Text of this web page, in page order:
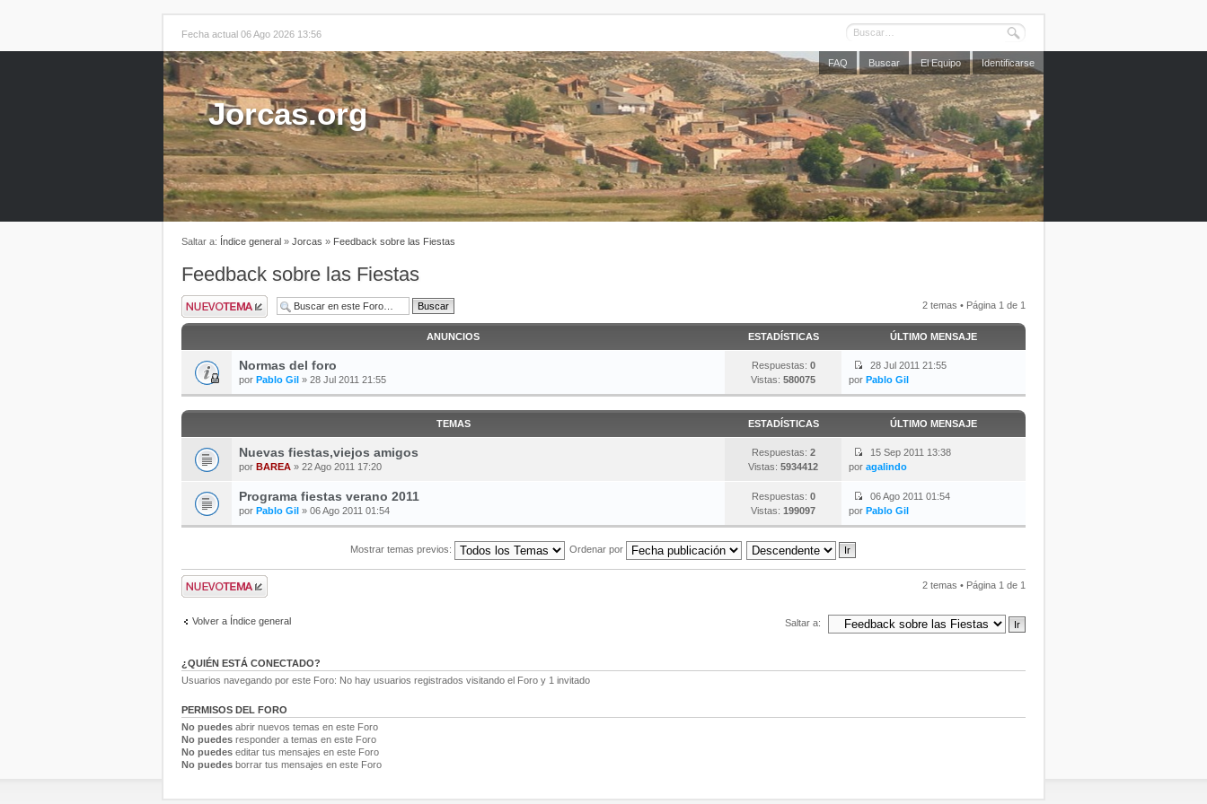
Fecha actual 06 Ago 2026 13:56
FAQ Buscar El Equipo Identificarse
Jorcas.org
Saltar a: Índice general » Jorcas » Feedback sobre las Fiestas
Feedback sobre las Fiestas
2 temas • Página 1 de 1
ANUNCIOS ESTADÍSTICAS ÚLTIMO MENSAJE
Normas del foro
por Pablo Gil » 28 Jul 2011 21:55
Respuestas: 0
Vistas: 580075
28 Jul 2011 21:55
por Pablo Gil
TEMAS ESTADÍSTICAS ÚLTIMO MENSAJE
Nuevas fiestas,viejos amigos
por BAREA » 22 Ago 2011 17:20
Respuestas: 2
Vistas: 5934412
15 Sep 2011 13:38
por agalindo
Programa fiestas verano 2011
por Pablo Gil » 06 Ago 2011 01:54
Respuestas: 0
Vistas: 199097
06 Ago 2011 01:54
por Pablo Gil
Mostrar temas previos: Ordenar por
2 temas • Página 1 de 1
Volver a Índice general Saltar a:
¿QUIÉN ESTÁ CONECTADO?
Usuarios navegando por este Foro: No hay usuarios registrados visitando el Foro y 1 invitado
PERMISOS DEL FORO
No puedes abrir nuevos temas en este Foro
No puedes responder a temas en este Foro
No puedes editar tus mensajes en este Foro
No puedes borrar tus mensajes en este Foro